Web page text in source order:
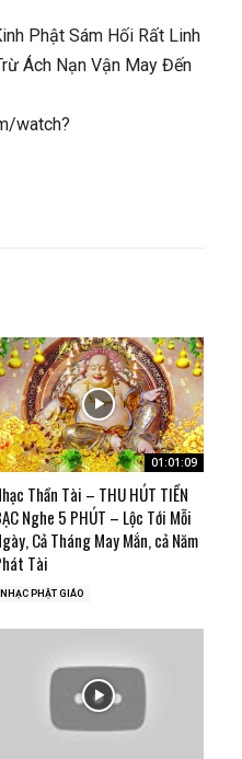
Phật Sám Hối Rất Linh
Ách Nạn Vận May Đến
watch?
01:01:09
Thần Tài – THU HÚT TIỀN
Nghe 5 PHÚT – Lộc Tới Mỗi
Cả Tháng May Mắn, cả Năm
Tài
NHẠC PHẬT GIÁO